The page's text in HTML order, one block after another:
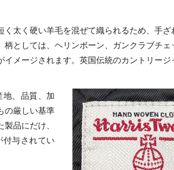
太く硬い羊毛を混ぜて織られるため、手ざ
としては、ヘリンボーン、ガンクラブチェ
イメージされます。英国伝統のカントリージ
、品質、加
の厳しい基準
品にだけ、
付与されてい